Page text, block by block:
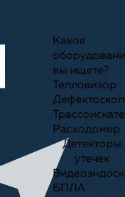
Какое
вы ищете?
Тепловизор
Дефектоскоп
Расходомер
Детекторы
утечек
БПЛА